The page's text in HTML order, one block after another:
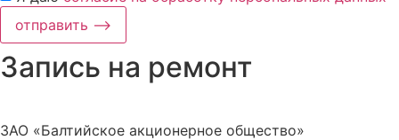
отправить ⟶
Запись на ремонт
ЗАО «Балтийское акционерное общество»